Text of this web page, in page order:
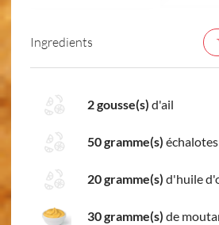
Ingredients
2 gousse(s) d'ail
50 gramme(s) échalotes
20 gramme(s) d'huile
30 gramme(s) de